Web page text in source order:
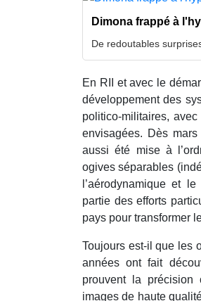
Dimona frappé à
De redoutables
En RII et avec le
développement des
politico-militaires,
envisagées. Dès
aussi été mise à
ogives séparables
l’aérodynamique et
partie des efforts
pays pour transformer
Toujours est-il que les
années ont fait
prouvent la précision
images de haute